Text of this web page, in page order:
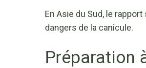
En Asie du Sud, le
dangers de la canicule.
Préparation